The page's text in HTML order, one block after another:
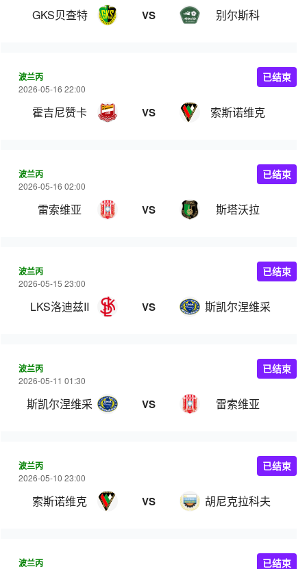
GKS贝查特 VS 别尔斯科
波兰丙
2026-05-16 22:00
霍吉尼赞卡 VS 索斯诺维克
已结束
波兰丙
2026-05-16 02:00
雷索维亚 VS 斯塔沃拉
已结束
波兰丙
2026-05-15 23:00
LKS洛迪兹II VS 斯凯尔涅维采
已结束
波兰丙
2026-05-11 01:30
斯凯尔涅维采 VS 雷索维亚
已结束
波兰丙
2026-05-10 23:00
索斯诺维克 VS 胡尼克拉科夫
已结束
波兰丙 已结束